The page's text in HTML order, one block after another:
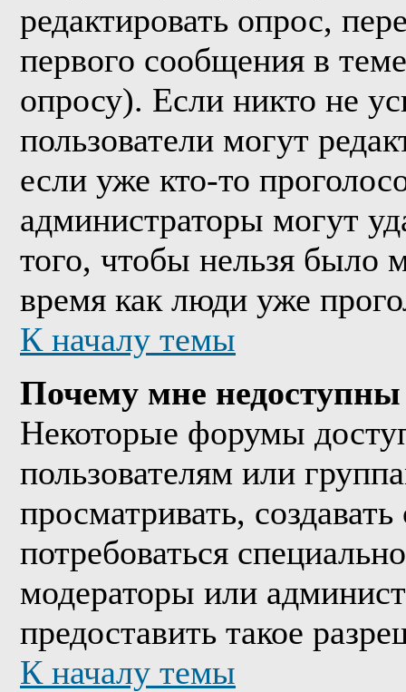
редактировать опрос,
первого сообщения в
опросу). Если никто не
пользователи могут
если уже кто-то
администраторы могут
того, чтобы нельзя было
время как люди уже
К началу темы
Почему мне
Некоторые форумы
пользователям или
просматривать,
потребоваться
модераторы или
предоставить такое
К началу темы